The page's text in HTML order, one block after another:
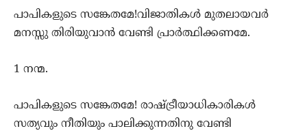
പാപികളുടെ സങ്കേതമേ!വിജാതികള്‍ മുതലായവര്‍
മനസ്സു തിരിയുവാന്‍ വേണ്ടി പ്രാര്‍ത്ഥിക്കണമേ.
1 നന്മ.
പാപികളുടെ സങ്കേതമേ! രാഷ്ട്രീയാധികാരികള്‍
സത്യവും നീതിയും പാലിക്കുന്നതിനു വേണ്ടി